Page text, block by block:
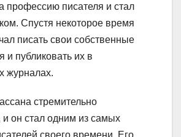
профессию писателя и стал
Спустя некоторое время
писать свои собственные
и публиковать их в
журналах.
стремительно
и он стал одним из самых
своего времени. Его